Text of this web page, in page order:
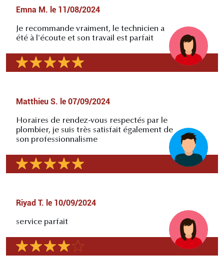
Emna M. le 11/08/2024
Je recommande vraiment, le technicien a
été à l'écoute et son travail est parfait
Matthieu S. le 07/09/2024
Horaires de rendez-vous respectés par le
plombier, je suis très satisfait également de
son professionnalisme
Riyad T. le 10/09/2024
service parfait